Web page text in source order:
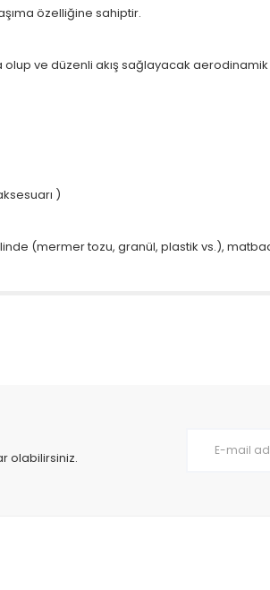
özelliğine sahiptir.
ve düzenli akış sağlayacak aerodinamik
)
(mermer tozu, granül, plastik vs.),
olabilirsiniz.